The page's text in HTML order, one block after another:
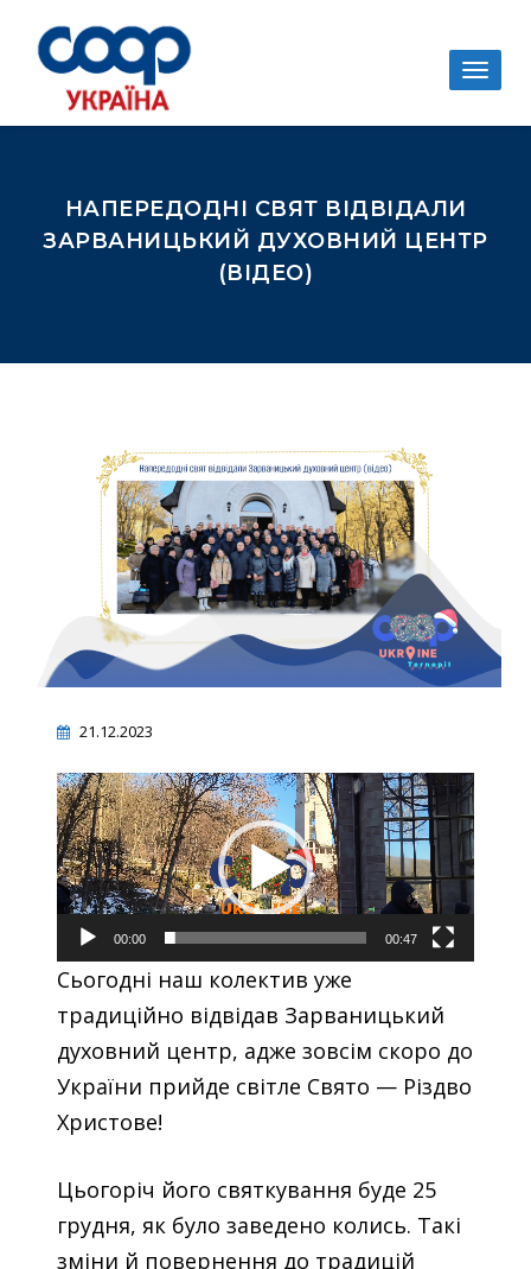
НАПЕРЕДОДНІ СВЯТ ВІДВІДАЛИ
ЗАРВАНИЦЬКИЙ ДУХОВНИЙ ЦЕНТР
(ВІДЕО)
21.12.2023
Відеопрогравач
00:00 00:47
Сьогодні наш колектив уже
традиційно відвідав Зарваницький
духовний центр, адже зовсім скоро до
України прийде світле Свято — Різдво
Христове!
Цьогоріч його святкування буде 25
грудня, як було заведено колись. Такі
зміни й повернення до традицій